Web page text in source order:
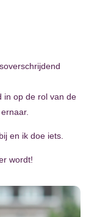
in op de rol van de
en ik doe iets.
wordt!